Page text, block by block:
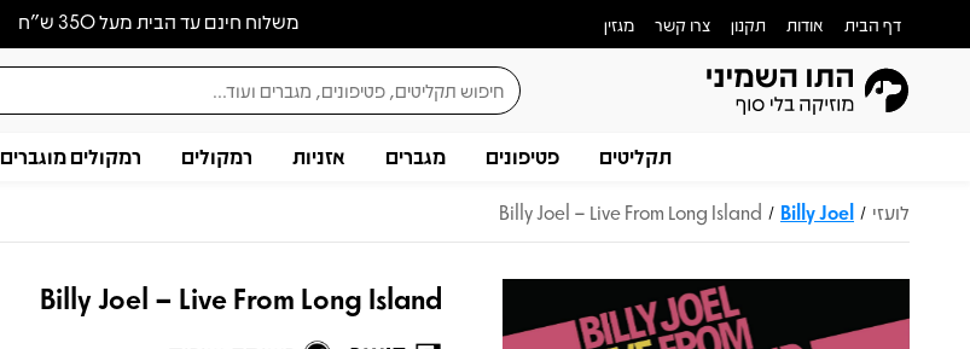
משלוח חינם עד הבית מעל 350 ש״ח דף הבית אודות תקנון צרו קשר מגזין
תקליטים פטיפונים מגברים אזניות רמקולים רמקולים מוגברים
לועזי /
Billy Joel
/
Billy Joel – Live From Long Island
Billy Joel – Live From Long Island